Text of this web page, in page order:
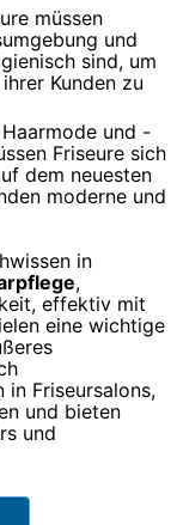
müssen
und
sind, um
Kunden zu
und -
Friseure sich
dem neuesten
moderne und
in
,
effektiv mit
eine wichtige
in Friseursalons,
und bieten
und